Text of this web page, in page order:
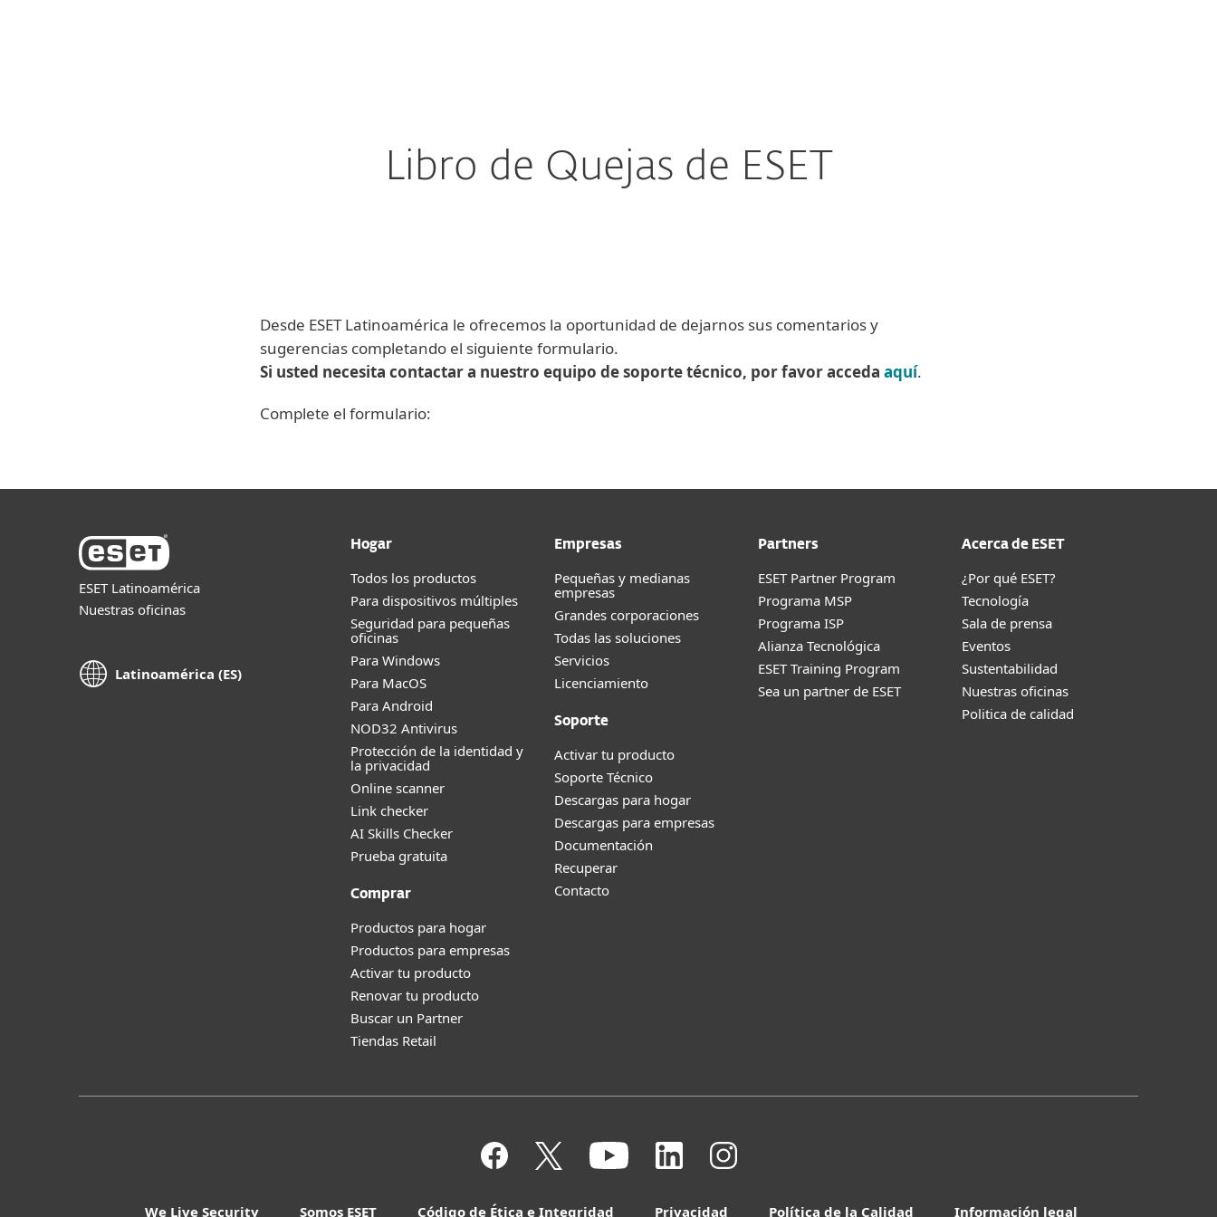
Libro de Quejas de ESET
Desde ESET Latinoamérica le ofrecemos la oportunidad de dejarnos sus comentarios y
sugerencias completando el siguiente formulario.
Si usted necesita contactar a nuestro equipo de soporte técnico, por favor acceda aquí.
Complete el formulario:
ESET Latinoamérica
Nuestras oficinas
Latinoamérica (ES)
Hogar
Todos los productos
Para dispositivos múltiples
Seguridad para pequeñas
oficinas
Para Windows
Para MacOS
Para Android
NOD32 Antivirus
Protección de la identidad y
la privacidad
Online scanner
Link checker
AI Skills Checker
Prueba gratuita
Comprar
Productos para hogar
Productos para empresas
Activar tu producto
Renovar tu producto
Buscar un Partner
Tiendas Retail
Empresas
Pequeñas y medianas
empresas
Grandes corporaciones
Todas las soluciones
Servicios
Licenciamiento
Soporte
Activar tu producto
Soporte Técnico
Descargas para hogar
Descargas para empresas
Documentación
Recuperar
Contacto
Partners
ESET Partner Program
Programa MSP
Programa ISP
Alianza Tecnológica
ESET Training Program
Sea un partner de ESET
Acerca de ESET
¿Por qué ESET?
Tecnología
Sala de prensa
Eventos
Sustentabilidad
Nuestras oficinas
Politica de calidad
We Live Security Somos ESET Código de Ética e Integridad Privacidad Política de la Calidad Información legal